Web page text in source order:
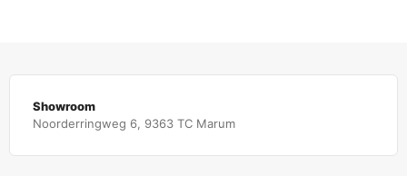
Showroom
Noorderringweg 6, 9363 TC Marum